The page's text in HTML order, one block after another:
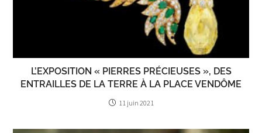
L’EXPOSITION « PIERRES PRÉCIEUSES », DES
ENTRAILLES DE LA TERRE À LA PLACE VENDÔME
11 juin 2021